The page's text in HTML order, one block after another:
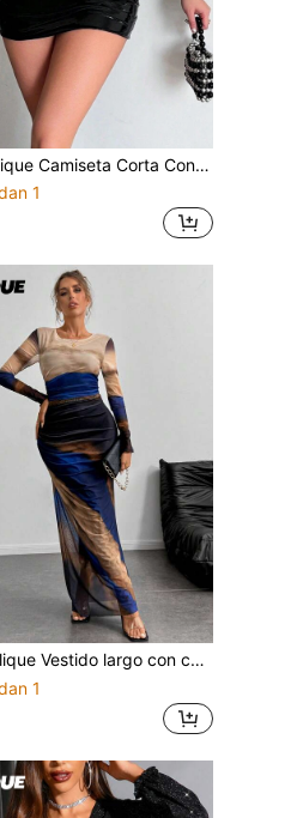
Camiseta Corta Con Diseño De Hueco En Color Sólido
1
largo con cuello redondo y manga larga con drapeado, estampado de teñido anudado, para mujer
1